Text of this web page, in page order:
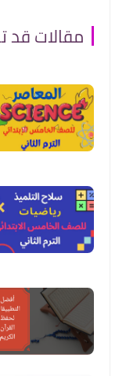
مقالات